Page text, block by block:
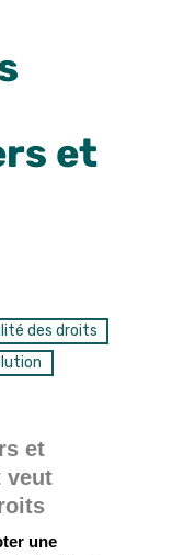
et
des droits
et
veut
une